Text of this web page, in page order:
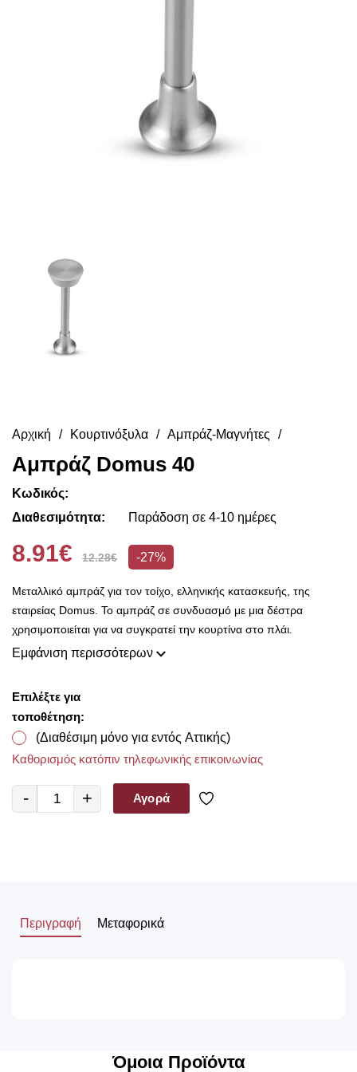
Αρχική Κουρτινόξυλα Αμπράζ-Μαγνήτες
Αμπράζ Domus 40
Κωδικός:
Διαθεσιμότητα:
Παράδοση σε 4-10 ημέρες
8.91€ 12.28€ -27%
Μεταλλικό αμπράζ για τον τοίχο, ελληνικής κατασκευής, της
εταιρείας Domus. Το αμπράζ σε συνδυασμό με μια δέστρα
χρησιμοποιείται για να συγκρατεί την κουρτίνα στο πλάι.
Εμφάνιση περισσότερων
Επιλέξτε για
τοποθέτηση:
(Διαθέσιμη μόνο για εντός Αττικής)
Καθορισμός κατόπιν τηλεφωνικής επικοινωνίας
- + Αγορά
Περιγραφή Μεταφορικά
Όμοια Προϊόντα